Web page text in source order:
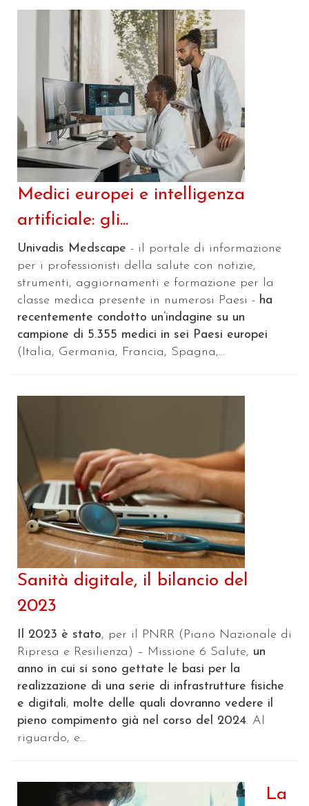
Medici europei e intelligenza
artificiale: gli...
Univadis Medscape - il portale di informazione
per i professionisti della salute con notizie,
strumenti, aggiornamenti e formazione per la
classe medica presente in numerosi Paesi - ha
recentemente condotto un’indagine su un
campione di 5.355 medici in sei Paesi europei
(Italia, Germania, Francia, Spagna,...
Sanità digitale, il bilancio del
2023
Il 2023 è stato, per il PNRR (Piano Nazionale di
Ripresa e Resilienza) – Missione 6 Salute, un
anno in cui si sono gettate le basi per la
realizzazione di una serie di infrastrutture fisiche
e digitali, molte delle quali dovranno vedere il
pieno compimento già nel corso del 2024. Al
riguardo, e...
La